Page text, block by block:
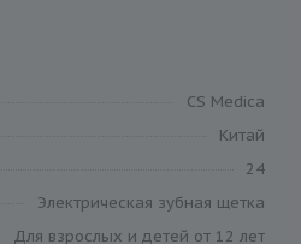
CS Medica
Китай
24
Электрическая зубная щетка
Для взрослых и детей от 12 лет